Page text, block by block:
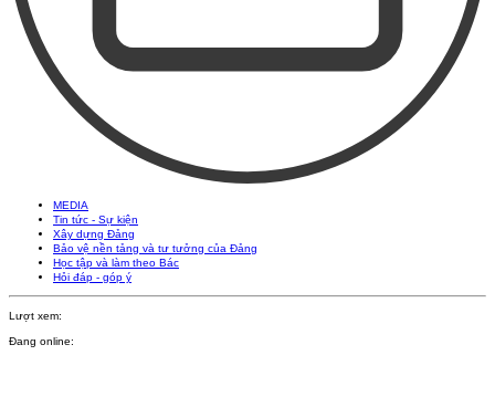
MEDIA
Tin tức - Sự kiện
Xây dựng Đảng
Bảo vệ nền tảng và tư tưởng của Đảng
Học tập và làm theo Bác
Hỏi đáp - góp ý
Lượt xem:
Đang online: